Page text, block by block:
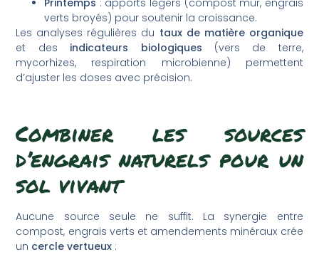
verts broyés) pour soutenir la croissance.
Les analyses régulières du taux de matière organique
et des indicateurs biologiques (vers de terre,
mycorhizes, respiration microbienne) permettent
d’ajuster les doses avec précision.
Combiner les sources
d’engrais naturels pour un
sol vivant
Aucune source seule ne suffit. La synergie entre
compost, engrais verts et amendements minéraux crée
un cercle vertueux :